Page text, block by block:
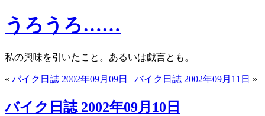
うろうろ……
私の興味を引いたこと。あるいは戯言とも。
« バイク日誌 2002年09月09日 | バイク日誌 2002年09月11日 »
バイク日誌 2002年09月10日